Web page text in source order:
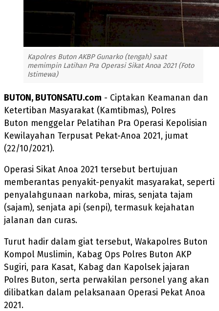
Kapolres Buton AKBP Gunarko (tengah) saat
memimpin Latihan Pra Operasi Sikat Anoa 2021 (Foto
Istimewa)
BUTON, BUTONSATU.com - Ciptakan Keamanan dan
Ketertiban Masyarakat (Kamtibmas), Polres
Buton menggelar Pelatihan Pra Operasi Kepolisian
Kewilayahan Terpusat Pekat-Anoa 2021, jumat
(22/10/2021).
Operasi Sikat Anoa 2021 tersebut bertujuan
memberantas penyakit-penyakit masyarakat, seperti
penyalahgunaan narkoba, miras, senjata tajam
(sajam), senjata api (senpi), termasuk kejahatan
jalanan dan curas.
Turut hadir dalam giat tersebut, Wakapolres Buton
Kompol Muslimin, Kabag Ops Polres Buton AKP
Sugiri, para Kasat, Kabag dan Kapolsek jajaran
Polres Buton, serta perwakilan personel yang akan
dilibatkan dalam pelaksanaan Operasi Pekat Anoa
2021.